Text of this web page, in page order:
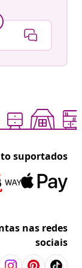
suportados
nas redes
sociais